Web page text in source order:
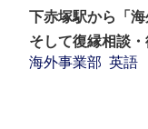
下赤塚駅から「海
そして復縁相談
海外事業部 英語